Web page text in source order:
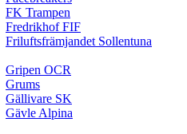
FK Trampen
Fredrikhof FIF
Friluftsfrämjandet Sollentuna
Gripen OCR
Grums
Gällivare SK
Gävle Alpina